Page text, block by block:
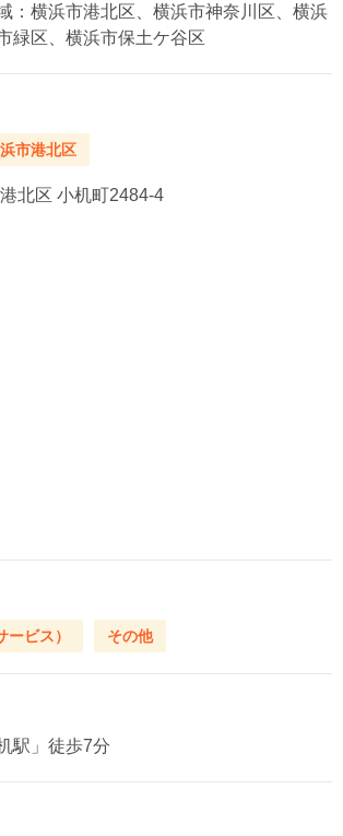
：横浜市港北区、横浜市神奈川区、横浜
緑区、横浜市保土ケ谷区
市港北区
北区 小机町2484-4
ビス） その他
駅」徒歩7分